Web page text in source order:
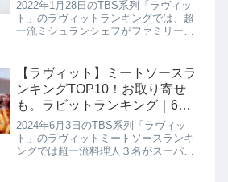
2022年1月28日のTBS系列「ラヴィッ
ト」のラヴィットランキングでは、超
一流ミシュランシェフがファミリーレ
してガチンコ採点！プロが厳選した 本
当に美味しいメニ...
【ラヴィット】ミートソースラ
ンキングTOP10！お取り寄せ
も。ラビットランキング｜6月3
日
2024年6月3日のTBS系列「ラヴィッ
ト」のラヴィットミートソースランキ
ングでは超一流料理人３名がスーパ